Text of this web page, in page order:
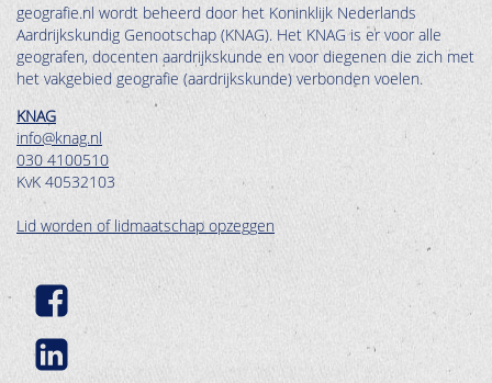
geografie.nl wordt beheerd door het Koninklijk Nederlands
Aardrijkskundig Genootschap (KNAG). Het KNAG is er voor alle
geografen, docenten aardrijkskunde en voor diegenen die zich met
het vakgebied geografie (aardrijkskunde) verbonden voelen.
KNAG
info@knag.nl
030 4100510
KvK 40532103
Lid worden of lidmaatschap opzeggen